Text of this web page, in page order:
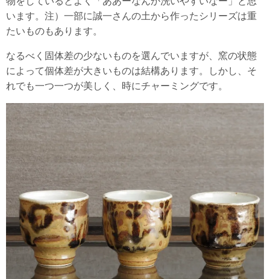
います。注）一部に誠一さんの土から作ったシリーズは重
たいものもあります。
なるべく固体差の少ないものを選んでいますが、窯の状態
によって個体差が大きいものは結構あります。しかし、そ
れでも一つ一つが美しく、時にチャーミングです。